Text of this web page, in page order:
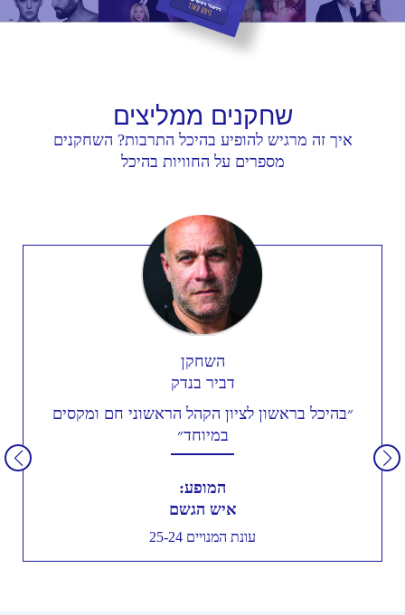
שחקנים ממליצים
איך זה מרגיש להופיע בהיכל התרבות? השחקנים
מספרים על החוויות בהיכל
השחקן
דביר בנדק
״בהיכל בראשון לציון הקהל הראשוני חם ומקסים
במיוחד״
המופע:
איש הגשם
עונת המנויים 25-24